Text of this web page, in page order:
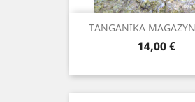
TANGANIKA
Prix
14,00 €